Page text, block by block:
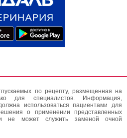
по рецепту, размещенная на
для специалистов. Информация,
использоваться пациентами для
о применении представленных
и не может служить заменой очной